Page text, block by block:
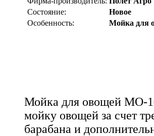
Состояние:
Новое
Особенность:
Мойка для
Мойка для овощей МО-
мойку овощей за счет
барабана и